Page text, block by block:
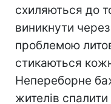
схиляються до
виникнути
проблемою
стикаються
Непереборне
жителів